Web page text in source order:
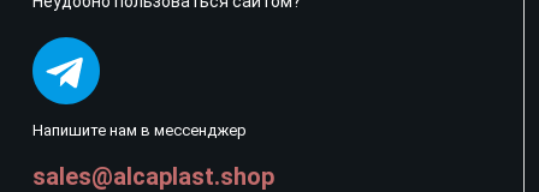
Напишите нам в мессенджер
sales@alcaplast.shop